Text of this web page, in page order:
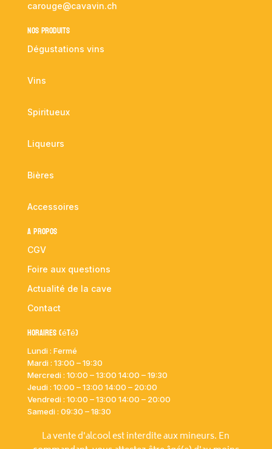
carouge@cavavin.ch
NOS PRODUITS
Dégustations vins
Vins
Spiritueux
Liqueurs
Bières
Accessoires
A propos
CGV
Foire aux questions
Actualité de la cave
Contact
Horaires (été)
Lundi : Fermé
Mardi : 13:00 – 19:30
Mercredi : 10:00 – 13:00 14:00 – 19:30
Jeudi : 10:00 – 13:00 14:00 – 20:00
Vendredi : 10:00 – 13:00 14:00 – 20:00
Samedi : 09:30 – 18:30
La vente d'alcool est interdite aux mineurs. En